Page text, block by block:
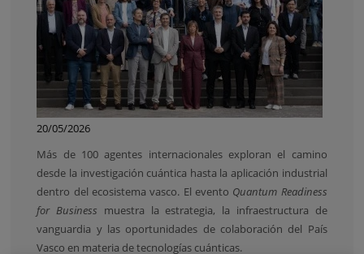
20/05/2026
Más de 100 agentes internacionales exploran el camino
desde la investigación cuántica hasta la aplicación industrial
dentro del ecosistema vasco. El evento Quantum Readiness
for Business muestra la estrategia, la infraestructura de
vanguardia y las oportunidades de colaboración del País
Vasco en materia de tecnologías cuánticas.